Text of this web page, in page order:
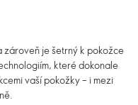
zároveň je šetrný k pokožce
které dokonale
vaší pokožky – i mezi